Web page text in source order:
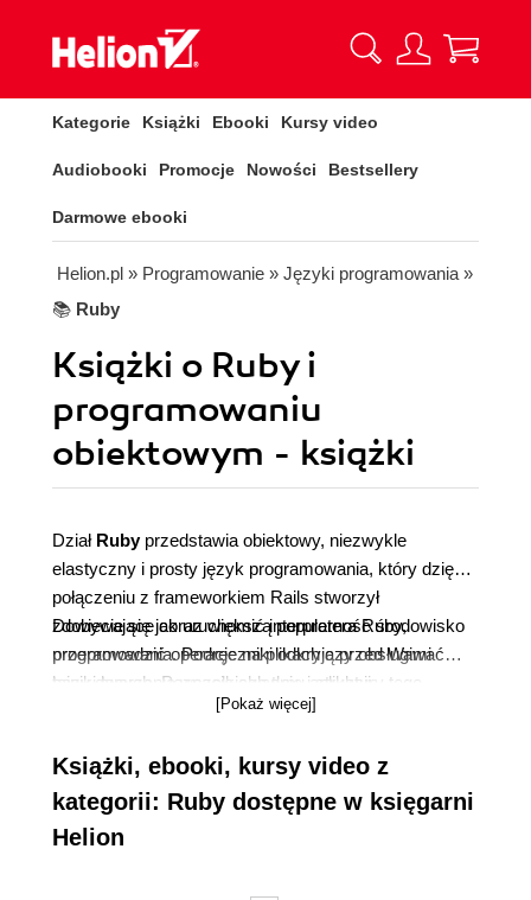
Kategorie Książki Ebooki Kursy video
Audiobooki Promocje Nowości Bestsellery
Darmowe ebooki
Helion.pl » Programowanie » Języki programowania »
📚 Ruby
Książki o Ruby i
programowaniu
obiektowym - książki
Dział Rubyprzedstawia obiektowy, niezwykle
elastyczny i prosty język programowania, który dzięki
połączeniu z frameworkiem Rails stworzył
zdobywające coraz większą popularność środowisko
programowania. Podręczniki odkryją przed Wami
tajniki tworzenia wszelkiego typu aplikacji
internetowych jak sklepy czy portale społecznościowe.
Dowiecie się jak uruchomić interpretera Ruby,
przeprowadzić operacje na plikach czy obsługiwać
bazy danych. Poznacie składnie i struktury tego
języka, instrukcje warunkowe oraz zasady
dokumentacje, obsługiwać wyjątki i błędy oraz
wykorzystywać wybrane zasoby Internetu w pracy z
Ruby .
[Pokaż więcej]
Książki, ebooki, kursy video z
kategorii: Ruby dostępne w księgarni
Helion